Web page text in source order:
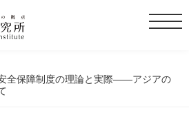
t
全保障制度の理論と実際――アジアの